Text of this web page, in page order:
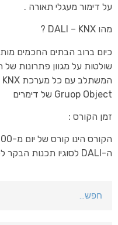
על דימור מעגלי תאורה .
מהו DALI – KNX ?
Gruop Object של דימרים
זמן הקורס :
ה-DALI לסוגיו תכנות הבקר לקבוצות והתאמתו לפרויקט של KNX .